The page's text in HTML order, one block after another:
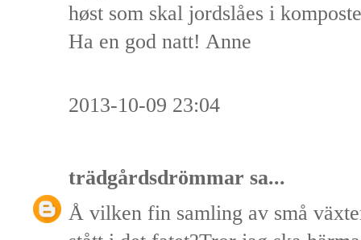
høst som skal jordslåes i
Ha en god natt! Anne
2013-10-09 23:04
trädgårdsdrömmar sa...
Å vilken fin samling av små